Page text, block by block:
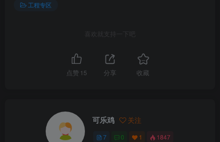
工程专区
喜欢就支持一下吧
点赞 15 分享 收藏
可乐鸡 关注
7 0 1 1847